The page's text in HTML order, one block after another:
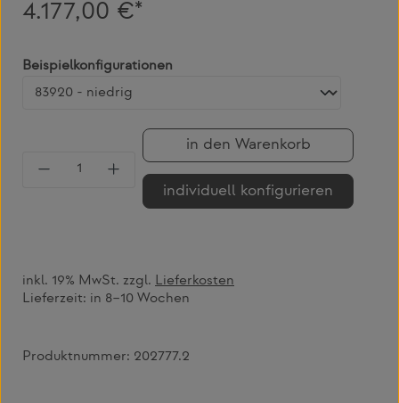
4.177,00 €*
Beispielkonfigurationen
Produkt Anzahl: Gib den gewünschten
in den Warenkorb
individuell konfigurieren
inkl. 19% MwSt. zzgl. Lieferkosten
Lieferzeit: in 8–10 Wochen
Produktnummer: 202777.2